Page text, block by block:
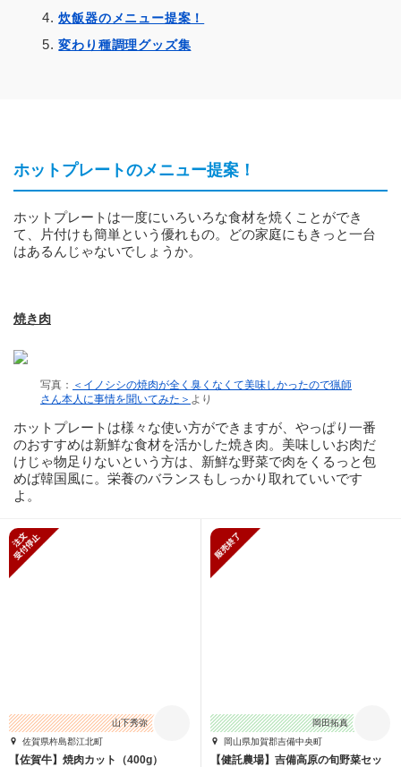
炊飯器のメニュー提案！
変わり種調理グッズ集
ホットプレートのメニュー提案！
ホットプレートは一度にいろいろな食材を焼くことができ
て、片付けも簡単という優れもの。どの家庭にもきっと一台
はあるんじゃないでしょうか。
焼き肉
写真： ＜イノシシの焼肉が全く臭くなくて美味しかったので猟師
さん本人に事情を聞いてみた＞ より
ホットプレートは様々な使い方ができますが、やっぱり一番
のおすすめは新鮮な食材を活かした焼き肉。美味しいお肉だ
けじゃ物足りないという方は、新鮮な野菜で肉をくるっと包
めば韓国風に。栄養のバランスもしっかり取れていいです
よ。
山下秀弥
佐賀県杵島郡江北町
【佐賀牛】焼肉カット（400g）
岡田拓真
岡山県加賀郡吉備中央町
【健託農場】吉備高原の旬野菜セッ